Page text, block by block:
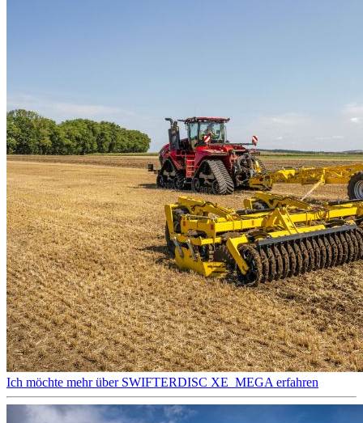
Ich möchte mehr über SWIFTERDISC XE_MEGA erfahren